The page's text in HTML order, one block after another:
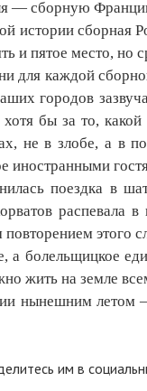
— сборную
истории
и пятое место, но
для каждой
городов
бы за то, какой
не в злобе, а в
иностранными
поездка в
распевала
этого
а болельщицкое
жить на земле
нынешним летом
им в